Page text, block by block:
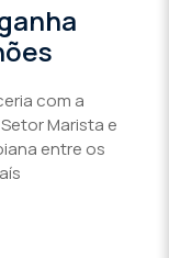
com a
Marista e
entre os